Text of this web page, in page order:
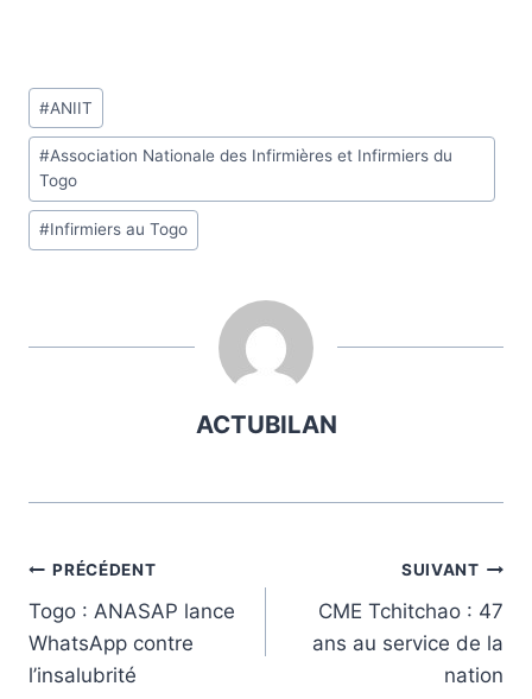
Étiquettes
de
la
publication :
#ANIIT
#Association Nationale des Infirmières et Infirmiers du
Togo
#Infirmiers au Togo
ACTUBILAN
Navigation
de
l’article
PRÉCÉDENT
Togo : ANASAP lance
WhatsApp contre
l’insalubrité
SUIVANT
CME Tchitchao : 47
ans au service de la
nation